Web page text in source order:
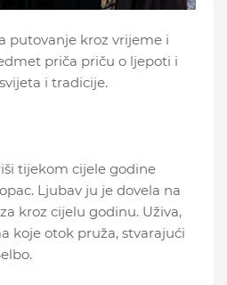
putovanje kroz vrijeme i
priča priču o ljepoti i
i tradicije.
tijekom cijele godine
Ljubav ju je dovela na
kroz cijelu godinu. Uživa,
koje otok pruža, stvarajući